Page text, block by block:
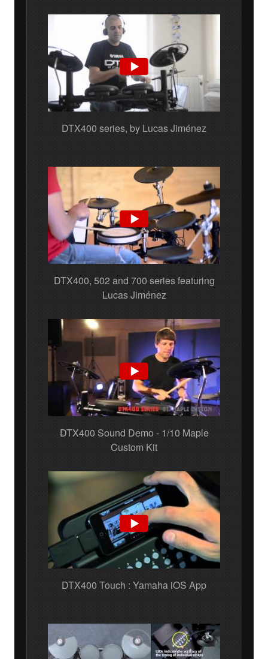
DTX400 series, by Lucas Jiménez
DTX400, 502 and 700 series featuring
Lucas Jiménez
DTX400 Sound Demo - 1/10 Maple
Custom Kit
DTX400 Touch : Yamaha iOS App